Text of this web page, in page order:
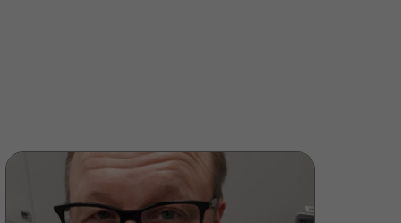
Haastavaan
käyttäytymiseen
auttaa